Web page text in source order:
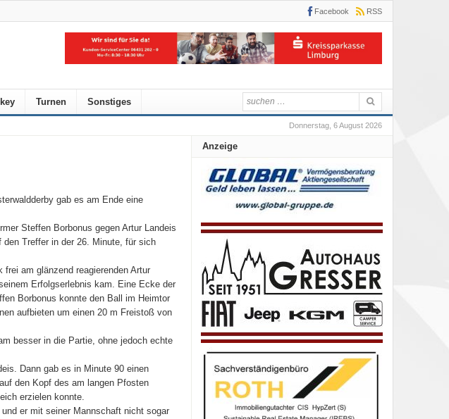
Facebook RSS
Turnen Sonstiges
Donnerstag, 6 August 2026
gab es am Ende eine
Steffen Borbonus gegen Artur Landeis
Treffer in der 26. Minute, für sich
am glänzend reagierenden Artur
Erfolgserlebnis kam. Eine Ecke der
Borbonus konnte den Ball im Heimtor
aufbieten um einen 20 m Freistoß von
besser in die Partie, ohne jedoch echte
Dann gab es in Minute 90 einen
den Kopf des am langen Pfosten
erzielen konnte.
er mit seiner Mannschaft nicht sogar
Anzeige